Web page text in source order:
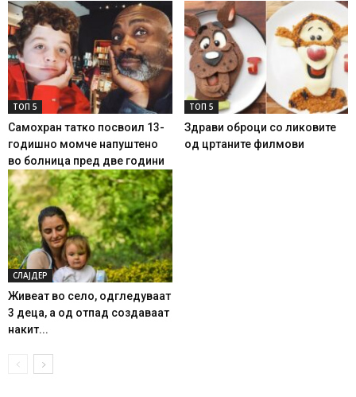
ТОП 5
Самохран татко посвоил 13-
годишно момче напуштено
во болница пред две години
ТОП 5
Здрави оброци со ликовите
од цртаните филмови
СЛАЈДЕР
Живеат во село, одгледуваат
3 деца, а од отпад создаваат
накит...